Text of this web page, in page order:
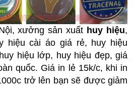
xưởng sản xuất huy hiệu,
hiệu cài áo giá rẻ, huy hiệu
hiệu lớp, huy hiệu đẹp, giá
quốc. Giá in lẻ 15k/c, khi in
trở lên bạn sẽ được giảm